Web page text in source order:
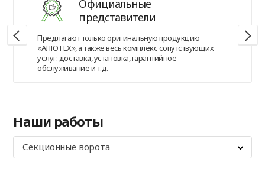
Официальные
представители
Предлагают только оригинальную продукцию
«АЛЮТЕХ», а также весь комплекс сопутствующих
услуг: доставка, установка, гарантийное
обслуживание и т.д.
Наши работы
Секционные ворота